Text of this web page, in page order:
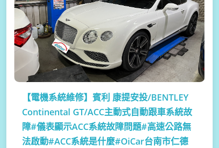
【電機系統維修】賓利 康提安投/BENTLEY
Continental GT/ACC主動式自動跟車系統故
障#儀表顯示ACC系統故障問題#高速公路無
法啟動#ACC系統是什麼#OiCar台南市仁德